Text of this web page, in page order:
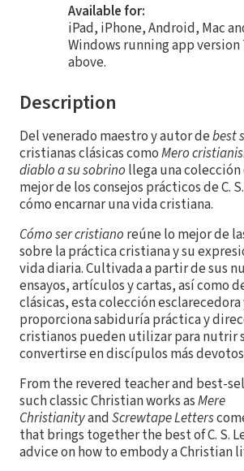
Available for:
iPad, iPhone, Android, Mac
Windows running app version
above.
Description
Del venerado maestro y autor debest
cristianas clásicas comoMero
diablo a su sobrino llega una
mejor de los consejos prácticos de C.
cómo encarnar una vida cristiana.
Cómo ser cristiano reúne lo mejor de
sobre la práctica cristiana y su
vida diaria. Cultivada a partir de sus
ensayos, artículos y cartas, así como
clásicas, esta colección
proporciona sabiduría práctica y
cristianos pueden utilizar para nutrir
convertirse en discípulos más
From the revered teacher and best-
such classic Christian works asMere
ChristianityandScrewtape Letters
that brings together the best of C. S.
advice on how to embody a Christian